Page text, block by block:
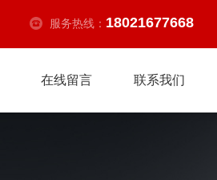
服务热线： 18021677668
在线留言 联系我们